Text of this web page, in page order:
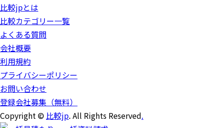
比較jpとは
比較カテゴリー一覧
よくある質問
会社概要
利用規約
プライバシーポリシー
お問い合わせ
登録会社募集（無料）
Copyright ©比較jp. All Rights Reserved.